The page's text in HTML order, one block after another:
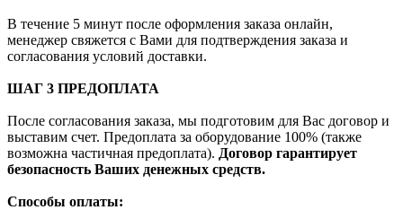
В течение 5 минут после оформления заказа онлайн,
менеджер свяжется с Вами для подтверждения заказа и
согласования условий доставки.
ШАГ 3 ПРЕДОПЛАТА
После согласования заказа, мы подготовим для Вас договор и
выставим счет. Предоплата за оборудование 100% (также
возможна частичная предоплата). Договор гарантирует
безопасность Ваших денежных средств.
Способы оплаты: